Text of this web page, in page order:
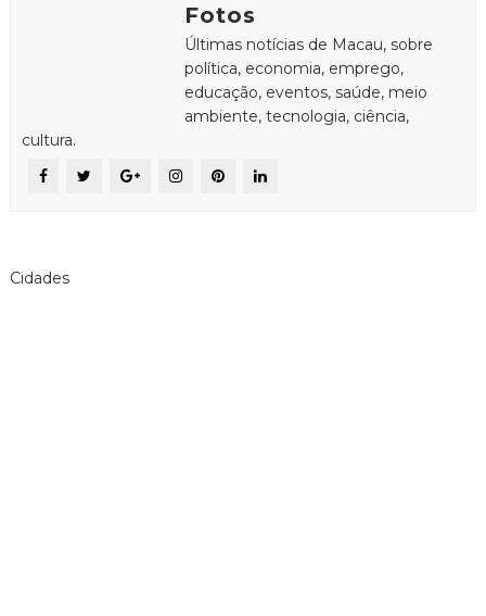
Fotos
Últimas notícias de Macau, sobre
política, economia, emprego,
educação, eventos, saúde, meio
ambiente, tecnologia, ciência,
cultura.
Cidades